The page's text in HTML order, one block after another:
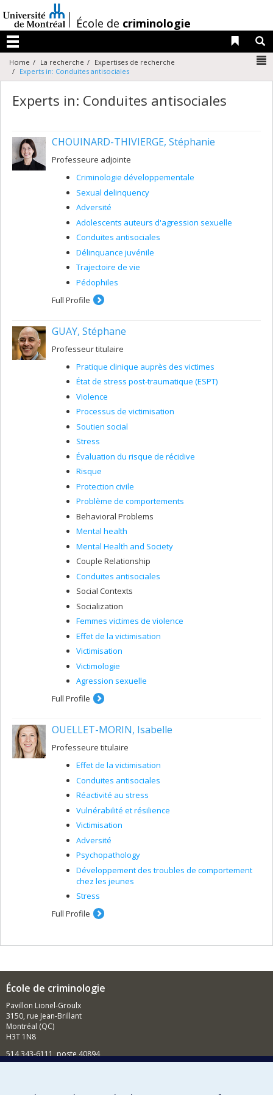
au
contenu
/École de criminologie
Menu
Liens
Home La recherche
Expertises de recherche
Experts in: Conduites antisociales
Experts in: Conduites antisociales
CHOUINARD-THIVIERGE, Stéphanie
Professeure adjointe
Criminologie développementale
Sexual delinquency
Adversité
Adolescents auteurs d'agression sexuelle
Conduites antisociales
Délinquance juvénile
Trajectoire de vie
Pédophiles
Full Profile
GUAY, Stéphane
Professeur titulaire
Pratique clinique auprès des victimes
État de stress post-traumatique (ESPT)
Violence
Processus de victimisation
Soutien social
Stress
Évaluation du risque de récidive
Risque
Protection civile
Problème de comportements
Behavioral Problems
Mental health
Mental Health and Society
Couple Relationship
Conduites antisociales
Social Contexts
Socialization
Femmes victimes de violence
Effet de la victimisation
Victimisation
Victimologie
Agression sexuelle
Full Profile
OUELLET-MORIN, Isabelle
Professeure titulaire
Effet de la victimisation
Conduites antisociales
Réactivité au stress
Vulnérabilité et résilience
Victimisation
Adversité
Psychopathology
Développement des troubles de comportement
chez les jeunes
Stress
Full Profile
École de criminologie
Pavillon Lionel-Groulx
3150, rue Jean-Brillant
Montréal (QC)
H3T 1N8
514 343-6111, poste 40894